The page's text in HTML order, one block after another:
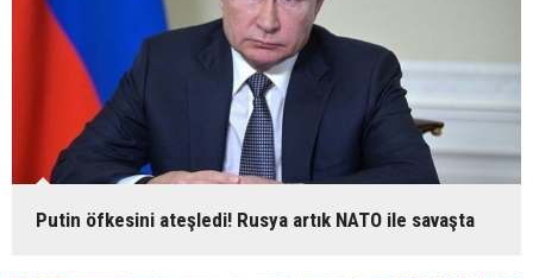
Putin öfkesini ateşledi! Rusya artık NATO ile savaşta